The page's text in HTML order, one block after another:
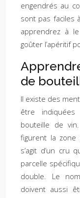
engendrés au
sont pas faciles
apprendrez à
goûter l’apéritif
de
Il existe des
être
bouteille de
figurent la zone
s’agit d’un cru
parcelle
double. Le
doivent aussi